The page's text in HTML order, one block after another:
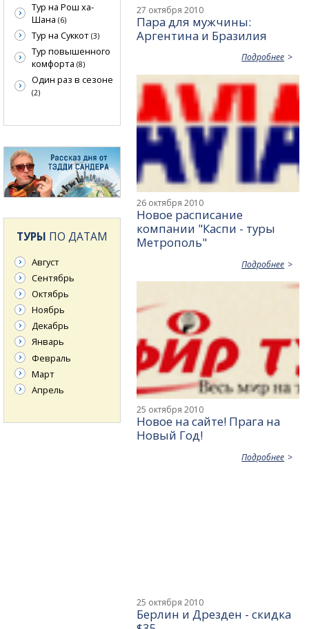
27 октября 2010
Пара для мужчины:
Аргентина и Бразилия
Подробнее
26 октября 2010
Новое расписание
компании "Каспи - туры
Метрополь"
Подробнее
25 октября 2010
Новое на сайте! Прага на
Новый Год!
Подробнее
25 октября 2010
Берлин и Дрезден - скидка
Тур на Рош ха-
Шана (6)
Тур на Суккот (3)
Тур повышенного
комфорта (8)
Один раз в сезоне
(2)
ТУРЫ ПО ДАТАМ
Август
Сентябрь
Октябрь
Ноябрь
Декабрь
Январь
Февраль
Март
Апрель